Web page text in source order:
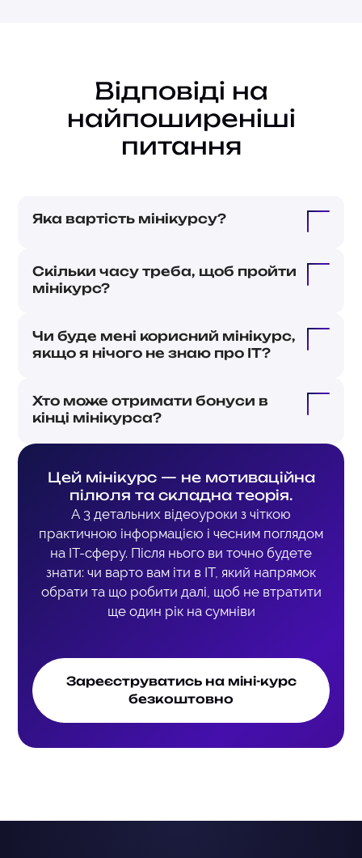
Відповіді на
найпоширеніші
питання
Яка вартість мінікурсу?
Скільки часу треба, щоб пройти
мінікурс?
Чи буде мені корисний мінікурс,
якщо я нічого не знаю про ІТ?
Хто може отримати бонуси в
кінці мінікурса?
Цей мінікурс — не мотиваційна
пілюля та складна теорія.
А 3 детальних відеоуроки з чіткою
практичною інформацією і чесним поглядом
на ІТ-сферу. Після нього ви точно будете
знати: чи варто вам іти в ІТ, який напрямок
обрати та що робити далі, щоб не втратити
ще один рік на сумніви
Зареєструватись на міні-курс
безкоштовно